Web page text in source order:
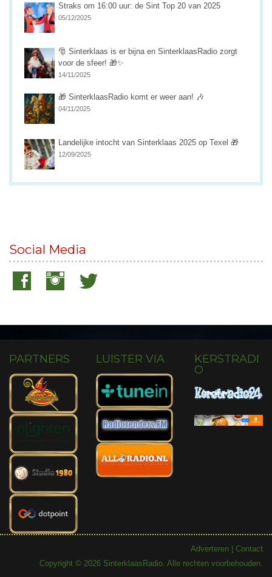
Straks om 16:00 uur: de Sint Top 20 van 2025
05/12/2025
🎅 Sinterklaas is er bijna en SinterklaasRadio zorgt
voor de sfeer! 🎁✨
14/11/2025
🎁 SinterklaasRadio komt er weer aan! 🎶
04/11/2025
Landelijke intocht van Sinterklaas 2025 op Texel 🎁
12/09/2025
Social Media
PARTNERS LUISTER VIA
KERSTRADI
O
Adverteren
Contact
Copyright © 2026 SinterklaasRadio. Alle rechten voorbehouden.